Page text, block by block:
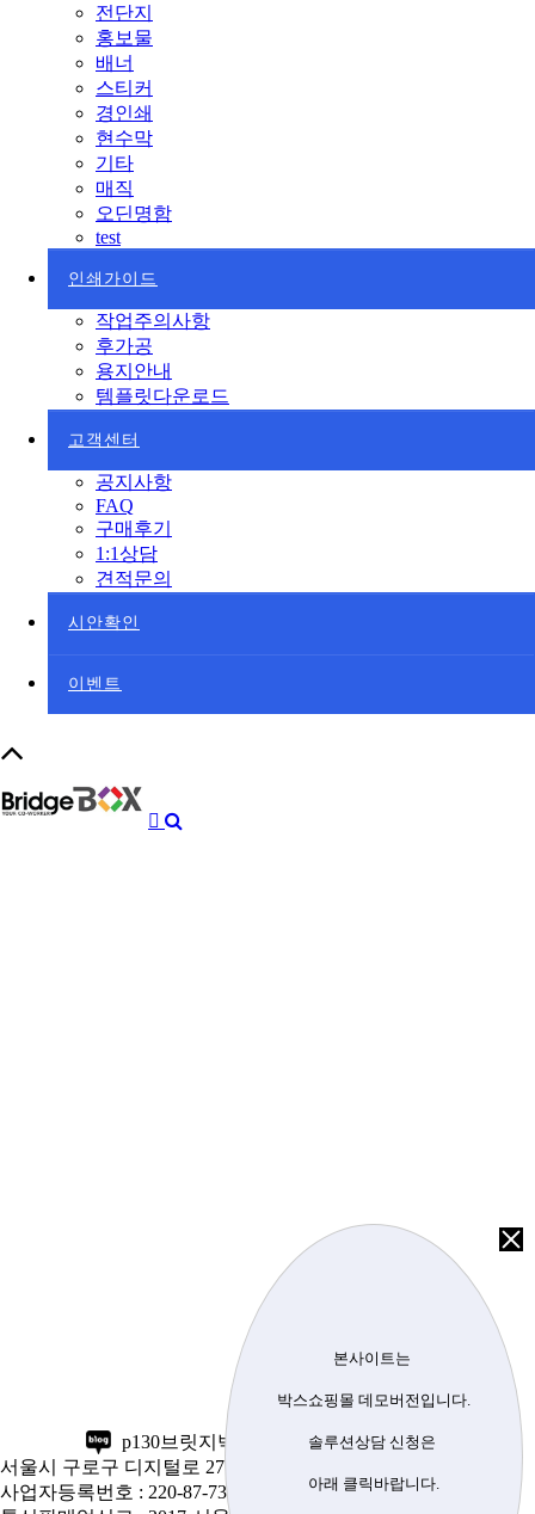
전단지
홍보물
배너
스티커
경인쇄
현수막
기타
매직
오딘명함
test
인쇄가이드
작업주의사항
후가공
용지안내
템플릿다운로드
고객센터
공지사항
FAQ
구매후기
1:1상담
견적문의
시안확인
이벤트
p130브릿지박스 | 대표 : 홍길동
서울시 구로구 디지털로 27가길 17 오닉스지식산업 503호
사업자등록번호 : 220-87-73132
본사이트는
박스쇼핑몰 데모버전입니다.
솔루션상담 신청은
아래 클릭바랍니다.